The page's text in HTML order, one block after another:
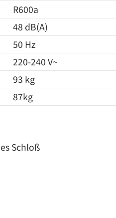
R600a
48 dB(A)
50 Hz
220-240 V~
93 kg
87kg
Schloß